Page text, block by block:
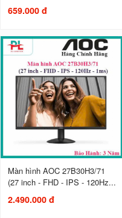
659.000 đ
Màn hình AOC 27B30H3/71
(27 inch - FHD - IPS - 120Hz...
2.490.000 đ